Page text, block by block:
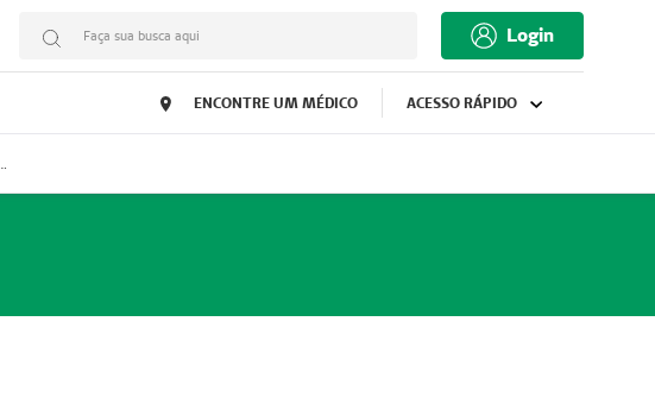
Faça sua busca aqui Login
ENCONTRE UM MÉDICO ACESSO RÁPIDO
LTDA (51004347-4)